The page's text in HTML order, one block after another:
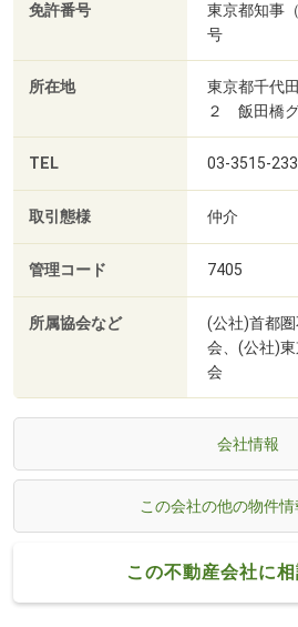
免許番号
東京都知事
号
所在地
東京都千代
２ 飯田橋
TEL 03-3515-
取引態様 仲介
管理コード 7405
所属協会など
(公社)首都
会、(公社)
会
会社情報
この会社の他の物件情
この不動産会社に